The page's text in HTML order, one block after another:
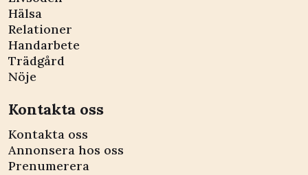
Hälsa
Relationer
Handarbete
Trädgård
Nöje
Kontakta oss
Kontakta oss
Annonsera hos oss
Prenumerera